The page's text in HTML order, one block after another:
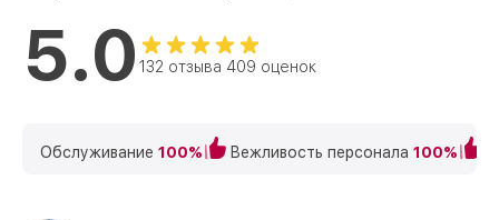
5.0 132 отзыва 409 оценок
Обслуживание 100% Вежливость персонала 100%